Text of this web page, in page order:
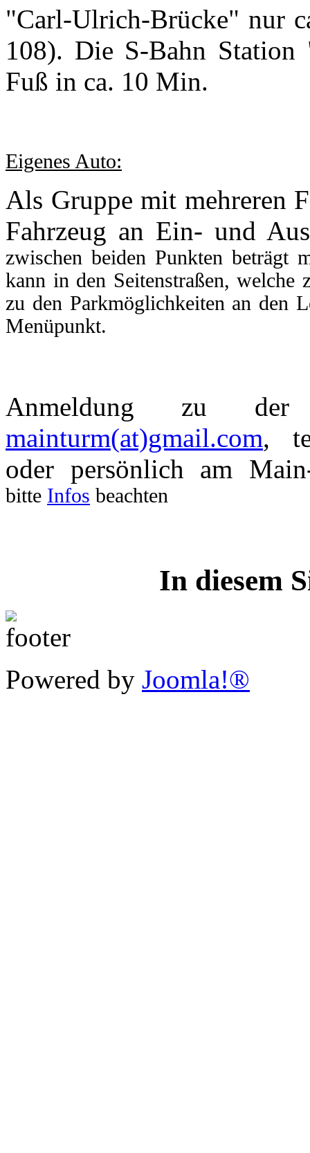
"Carl-Ulrich-Brücke" nur
108). Die S-Bahn Station
Fuß in ca. 10 Min.
Eigenes Auto:
Als Gruppe mit mehreren
Fahrzeug an Ein- und
zwischen beiden Punkten
kann in den Seitenstraßen,
zu den Parkmöglichkeiten an den
Menüpunkt.
Anmeldung zu
mainturm(at)gmail.com,
oder persönlich am
bitte Infos beachten
In diesem
Powered by Joomla!®